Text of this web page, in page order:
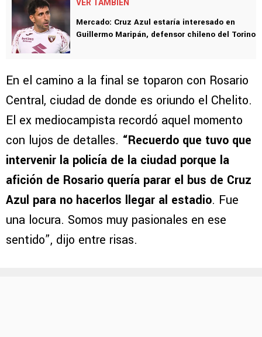
VER TAMBIÉN
Mercado: Cruz Azul estaría interesado en
Guillermo Maripán, defensor chileno del Torino
En el camino a la final se toparon con Rosario
Central, ciudad de donde es oriundo el Chelito.
El ex mediocampista recordó aquel momento
con lujos de detalles. “Recuerdo que tuvo que
intervenir la policía de la ciudad porque la
afición de Rosario quería parar el bus de Cruz
Azul para no hacerlos llegar al estadio. Fue
una locura. Somos muy pasionales en ese
sentido”, dijo entre risas.